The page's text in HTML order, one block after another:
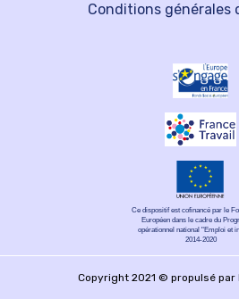
Conditions générales
Ce dispositif est cofinancé par le
Européen dans le cadre du
opérationnel national "Emploi et
2014-2020
Copyright 2021 © propulsé par